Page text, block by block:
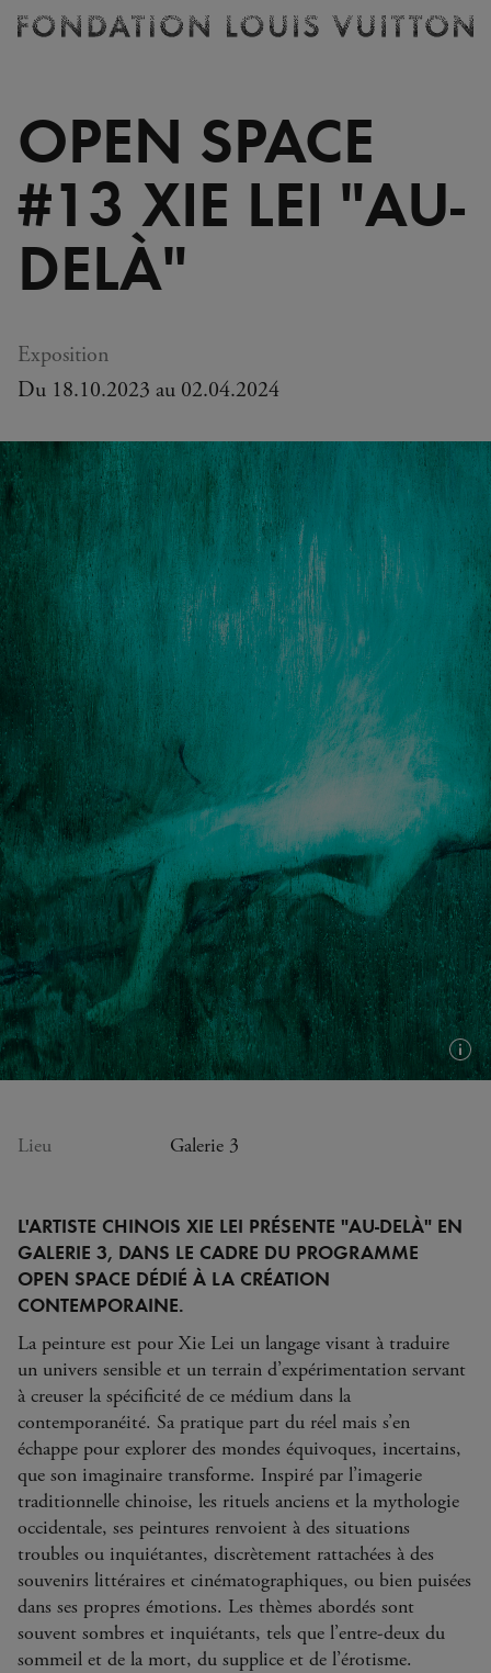
-
Accueil
OPEN SPACE
#13 XIE LEI "AU-
DELÀ"
Exposition
Du 18.10.2023 au 02.04.2024
Plus
Lieu Galerie 3
L'ARTISTE CHINOIS XIE LEI PRÉSENTE "AU-DELÀ" EN
GALERIE 3, DANS LE CADRE DU PROGRAMME
OPEN SPACE DÉDIÉ À LA CRÉATION
CONTEMPORAINE.
La peinture est pour Xie Lei un langage visant à traduire
un univers sensible et un terrain d’expérimentation servant
à creuser la spécificité de ce médium dans la
contemporanéité. Sa pratique part du réel mais s’en
échappe pour explorer des mondes équivoques, incertains,
que son imaginaire transforme. Inspiré par l’imagerie
traditionnelle chinoise, les rituels anciens et la mythologie
occidentale, ses peintures renvoient à des situations
troubles ou inquiétantes, discrètement rattachées à des
souvenirs littéraires et cinématographiques, ou bien puisées
dans ses propres émotions. Les thèmes abordés sont
souvent sombres et inquiétants, tels que l’entre-deux du
sommeil et de la mort, du supplice et de l’érotisme.
Billetterie